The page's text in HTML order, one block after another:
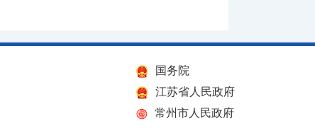
国务院
江苏省人民政府
常州市人民政府